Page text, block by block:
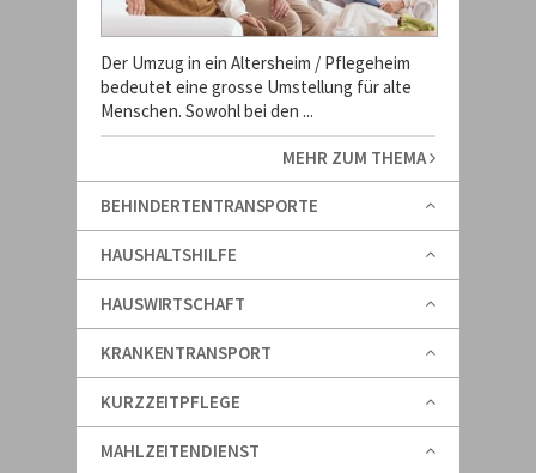
Der Umzug in ein Altersheim / Pflegeheim
bedeutet eine grosse Umstellung für alte
Menschen. Sowohl bei den ...
MEHR ZUM THEMA
BEHINDERTENTRANSPORTE
HAUSHALTSHILFE
HAUSWIRTSCHAFT
KRANKENTRANSPORT
KURZZEITPFLEGE
MAHLZEITENDIENST